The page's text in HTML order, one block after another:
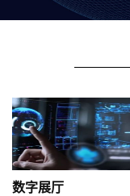
数字展厅